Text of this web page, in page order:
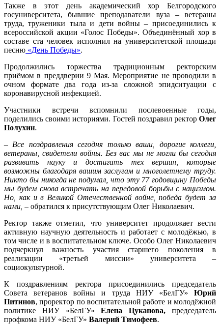
Также в этот день академический хор Белгородского
госуниверситета, бывшие преподаватели вуза – ветераны
труда, труженики тыла и дети войны – присоединились к
всероссийской акции «Голос Победы». Объединённый хор в
составе ста человек исполнил на университетской площади
песню «День Победы».
Продолжились торжества традиционным ректорским
приёмом в преддверии 9 Мая. Мероприятие не проводили в
очном формате два года из-за сложной эпидситуации с
коронавирусной инфекцией.
Участники встречи вспомнили послевоенные годы,
поделились своими историями. Гостей поздравил ректор Олег
Полухин.
– Все поздравления сегодня только ваши, дорогие коллеги,
ветераны, свидетели войны. Без вас мы не могли бы сегодня
развивать науку и достигать тех вершин, которые
возможны благодаря вашим заслугам и многолетнему труду.
Никто бы никогда не подумал, что эту 77 годовщину Победы
мы будем снова встречать на передовой борьбы с нацизмом.
Но, как и в Великой Отечественной войне, победа будет за
нами, – обратился к присутствующим Олег Николаевич.
Ректор также отметил, что университет продолжает вести
активную научную деятельность и работает с молодёжью, в
том числе и в воспитательном ключе. Особо Олег Николаевич
подчеркнул важность участия старшего поколения в
реализации «третьей миссии» университета –
социокультурной.
К поздравлениям ректора присоединились председатель
Совета ветеранов войны и труда НИУ «БелГУ» Юрий
Питинов, проректор по воспитательной работе и молодёжной
политике НИУ «БелГУ»Елена Цуканова, председатель
профкома НИУ «БелГУ» Валерий Тимофеев.